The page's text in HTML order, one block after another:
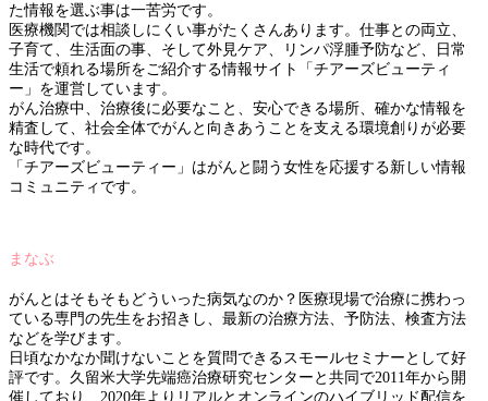
た情報を選ぶ事は一苦労です。
医療機関では相談しにくい事がたくさんあります。仕事との両立、
子育て、生活面の事、そして外見ケア、リンパ浮腫予防など、日常
生活で頼れる場所をご紹介する情報サイト「チアーズビューティ
ー」を運営しています。
がん治療中、治療後に必要なこと、安心できる場所、確かな情報を
精査して、社会全体でがんと向きあうことを支える環境創りが必要
な時代です。
「チアーズビューティー」はがんと闘う女性を応援する新しい情報
コミュニティです。
まなぶ
がんとはそもそもどういった病気なのか？医療現場で治療に携わっ
ている専門の先生をお招きし、最新の治療方法、予防法、検査方法
などを学びます。
日頃なかなか聞けないことを質問できるスモールセミナーとして好
評です。久留米大学先端癌治療研究センターと共同で2011年から開
催しており、2020年よりリアルとオンラインのハイブリッド配信を